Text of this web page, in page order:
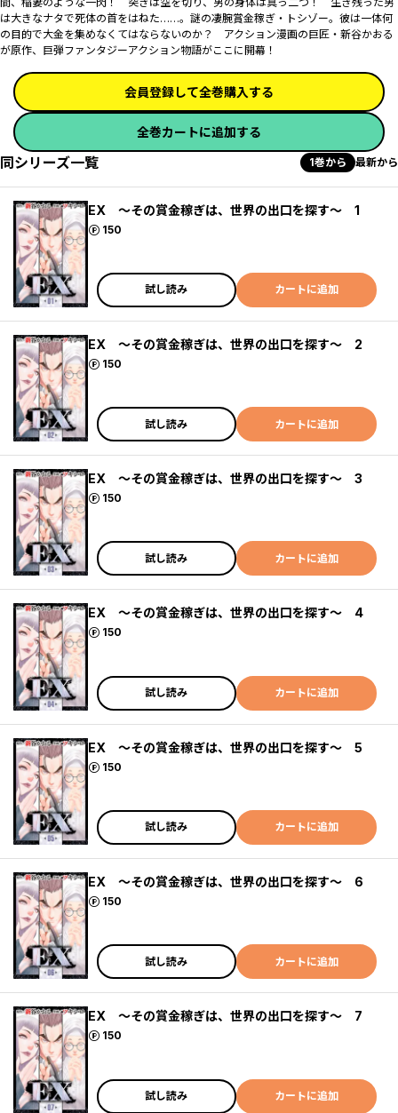
は大きなナタで死体の首をはねた……。謎の凄腕賞金稼ぎ・トシゾー。彼は一体何
の目的で大金を集めなくてはならないのか？ アクション漫画の巨匠・新谷かおる
が原作、巨弾ファンタジーアクション物語がここに開幕！
会員登録して全巻購入する
全巻カートに追加する
同シリーズ一覧 1巻から 最新から
EX ～その賞金稼ぎは、世界の出口を探す～ 1
150
ポイント
試し読み カートに追加
EX ～その賞金稼ぎは、世界の出口を探す～ 2
150
ポイント
試し読み カートに追加
EX ～その賞金稼ぎは、世界の出口を探す～ 3
150
ポイント
試し読み カートに追加
EX ～その賞金稼ぎは、世界の出口を探す～ 4
150
ポイント
試し読み カートに追加
EX ～その賞金稼ぎは、世界の出口を探す～ 5
150
ポイント
試し読み カートに追加
EX ～その賞金稼ぎは、世界の出口を探す～ 6
150
ポイント
試し読み カートに追加
EX ～その賞金稼ぎは、世界の出口を探す～ 7
150
ポイント
試し読み カートに追加